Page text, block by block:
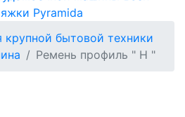
Pyramida
крупной бытовой техники
Ремень профиль " H "